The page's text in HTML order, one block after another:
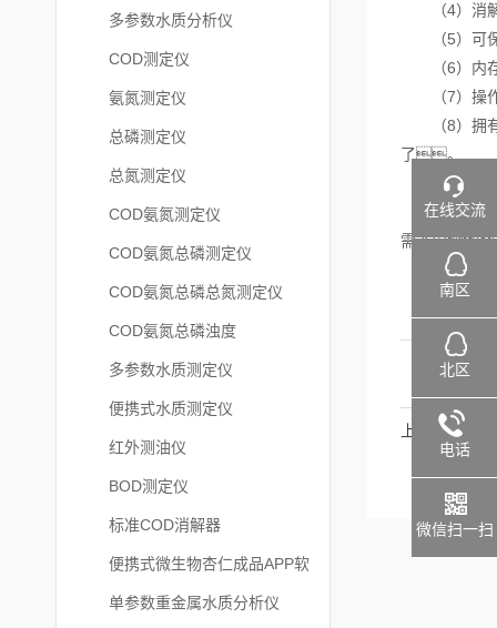
多参数水质分析仪
COD测定仪
氨氮测定仪
总磷测定仪
总氮测定仪
COD氨氮测定仪
COD氨氮总磷测定仪
COD氨氮总磷总氮测定仪
COD氨氮总磷浊度
多参数水质测定仪
便携式水质测定仪
红外测油仪
BOD测定仪
标准COD消解器
便携式微生物杏仁成品APP软
件直播大全
单参数重金属水质分析仪
（4）消解
（5）可保
（6）内存
（7）操作
（8）拥有
了。
（9）外壳
快速
需考虑
上一篇
在线交流
南区
北区
电话
微信扫一扫